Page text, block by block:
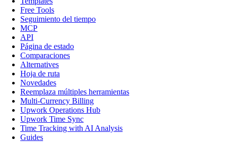
Free Tools
Seguimiento del tiempo
MCP
API
Página de estado
Comparaciones
Alternatives
Hoja de ruta
Novedades
Reemplaza múltiples herramientas
Multi-Currency Billing
Upwork Operations Hub
Upwork Time Sync
Time Tracking with AI Analysis
Guides